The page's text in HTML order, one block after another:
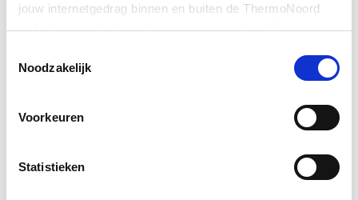
jouw internetgedrag binnen en buiten de ThermoNoord
website en webshop volgen en verzamelen. Hiermee
communicatie aan jouw interesses aan. We slaan je
Noodzakelijk
Voorkeuren
Statistieken
Geschikt voor
nismontage
Ja
Geschikt voor U-
Inbouwbreedte deur
Pictogramimage/jpeg,579 KB
Bouwtekening
Exploded_view ,82 KB
Montageinstructie 7 MB